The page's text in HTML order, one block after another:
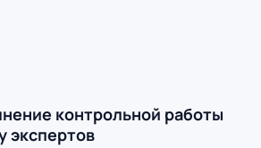
контрольной работы
экспертов